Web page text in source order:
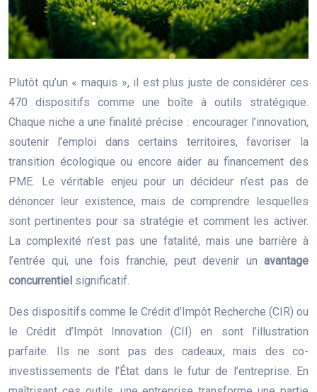
Plutôt qu’un « maquis », il est plus juste de considérer ces
470 dispositifs comme une boîte à outils stratégique.
Chaque niche a une finalité précise : encourager l’innovation,
soutenir l’emploi dans certains territoires, favoriser la
transition écologique ou encore aider au financement des
PME. Le véritable enjeu pour un décideur n’est pas de
dénoncer leur existence, mais de comprendre lesquelles
sont pertinentes pour sa stratégie et comment les activer.
La complexité n’est pas une fatalité, mais une barrière à
l’entrée qui, une fois franchie, peut devenir un avantage
concurrentiel significatif.
Des dispositifs comme le Crédit d’Impôt Recherche (CIR) ou
le Crédit d’Impôt Innovation (CII) en sont l’illustration
parfaite. Ils ne sont pas des cadeaux, mais des co-
investissements de l’État dans le futur de l’entreprise. En